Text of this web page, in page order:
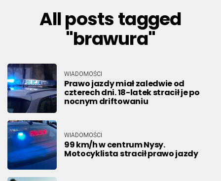
All posts tagged
"brawura"
WIADOMOŚCI
Prawo jazdy miał zaledwie od
czterech dni. 18-latek stracił je po
nocnym driftowaniu
WIADOMOŚCI
99 km/h w centrum Nysy.
Motocyklista stracił prawo jazdy